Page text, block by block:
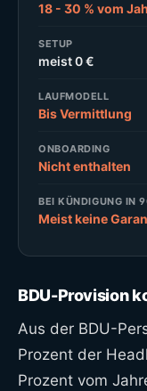
18 - 30 % vom
SETUP
meist 0 €
LAUFMODELL
Bis Vermittlung
ONBOARDING
Nicht enthalten
BEI KÜNDIGUNG IN
Meist keine
BDU-Provision
Aus der BDU-
Prozent der
Prozent vom